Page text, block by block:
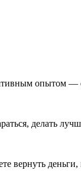
опытом
делать
вернуть